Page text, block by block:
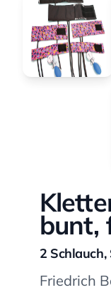
bunt,
2
Friedrich